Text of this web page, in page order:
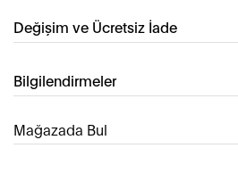
Değişim ve Ücretsiz İade
Bilgilendirmeler
Mağazada Bul